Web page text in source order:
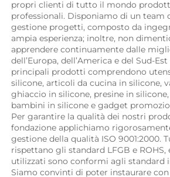
propri clienti di tutto il mondo
professionali. Disponiamo di un team
gestione progetti, composto da
ampia esperienza; inoltre, non
apprendere continuamente dalle
dell’Europa, dell’America e del Sud-
principali prodotti comprendono
silicone, articoli da cucina in silicone,
ghiaccio in silicone, presine in
bambini in silicone e gadget
Per garantire la qualità dei nostri
fondazione applichiamo
gestione della qualità ISO 9001:2000.
rispettano gli standard LFGB e
utilizzati sono conformi agli standard
Siamo convinti di poter instaurare